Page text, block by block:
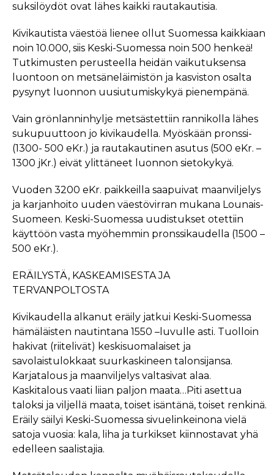
suksilöydöt ovat lähes kaikki rautakautisia.
Kivikautista väestöä lienee ollut Suomessa kaikkiaan
noin 10.000, siis Keski-Suomessa noin 500 henkeä!
Tutkimusten perusteella heidän vaikutuksensa
luontoon on metsäneläimistön ja kasviston osalta
pysynyt luonnon uusiutumiskykyä pienempänä.
Vain grönlanninhylje metsästettiin rannikolla lähes
sukupuuttoon jo kivikaudella. Myöskään pronssi-
(1300- 500 eKr.) ja rautakautinen asutus (500 eKr. –
1300 jKr.) eivät ylittäneet luonnon sietokykyä.
Vuoden 3200 eKr. paikkeilla saapuivat maanviljelys
ja karjanhoito uuden väestövirran mukana Lounais-
Suomeen. Keski-Suomessa uudistukset otettiin
käyttöön vasta myöhemmin pronssikaudella (1500 –
500 eKr.).
ERÄILYSTÄ, KASKEAMISESTA JA
TERVANPOLTOSTA
Kivikaudella alkanut eräily jatkui Keski-Suomessa
hämäläisten nautintana 1550 –luvulle asti. Tuolloin
hakivat (riitelivät) keskisuomalaiset ja
savolaistulokkaat suurkaskineen talonsijansa.
Karjatalous ja maanviljelys valtasivat alaa.
Kaskitalous vaati liian paljon maata…Piti asettua
taloksi ja viljellä maata, toiset isäntänä, toiset renkinä.
Eräily säilyi Keski-Suomessa sivuelinkeinona vielä
satoja vuosia: kala, liha ja turkikset kiinnostavat yhä
edelleen saalistajia.